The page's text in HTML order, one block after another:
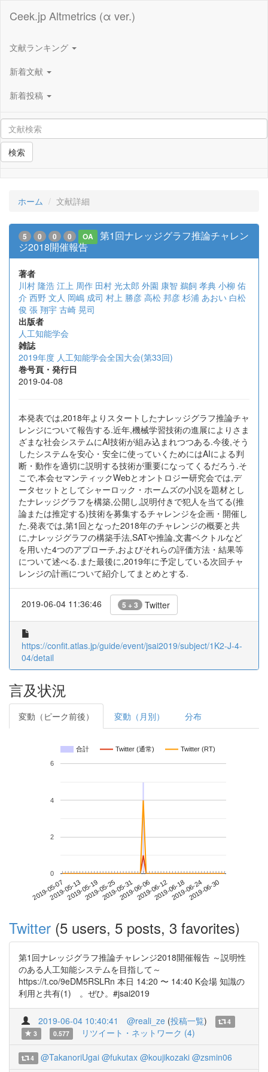
Ceek.jp Altmetrics (α ver.)
文献ランキング
新着文献
新着投稿
検索
ホーム 文献詳細
5 0 0 0 OA
第1回ナレッジグラフ推論チャレン
ジ2018開催報告
著者
川村 隆浩 江上 周作 田村 光太郎 外園 康智 鵜飼 孝典 小柳 佑
介 西野 文人 岡嶋 成司 村上 勝彦 高松 邦彦 杉浦 あおい 白松
俊 張 翔宇 古崎 晃司
出版者
人工知能学会
雑誌
2019年度 人工知能学会全国大会(第33回)
巻号頁・発行日
2019-04-08
本発表では,2018年よりスタートしたナレッジグラフ推論チャ
レンジについて報告する.近年,機械学習技術の進展によりさま
ざまな社会システムにAI技術が組み込まれつつある.今後,そう
したシステムを安心・安全に使っていくためにはAIによる判
断・動作を適切に説明する技術が重要になってくるだろう.そ
こで,本会セマンティックWebとオントロジー研究会では,デ
ータセットとしてシャーロック・ホームズの小説を題材とし
たナレッジグラフを構築,公開し,説明付きで犯人を当てる(推
論または推定する)技術を募集するチャレンジを企画・開催し
た.発表では,第1回となった2018年のチャレンジの概要と共
に,ナレッジグラフの構築手法,SATや推論,文書ベクトルなど
を用いた4つのアプローチ,およびそれらの評価方法・結果等
について述べる.また最後に,2019年に予定している次回チャ
レンジの計画について紹介してまとめとする.
2019-06-04 11:36:46 5 + 3 Twitter
https://confit.atlas.jp/guide/event/jsai2019/subject/1K2-J-4-
04/detail
言及状況
変動（ピーク前後） 変動（月別） 分布
合計 Twitter (通常) Twitter (RT)
2019-05-072019-05-132019-05-192019-05-252019-05-312019-06-062019-06-122019-06-182019-06-242019-06-30
0
2
4
6
Twitter (5 users, 5 posts, 3 favorites)
第1回ナレッジグラフ推論チャレンジ2018開催報告 ～説明性
のある人工知能システムを目指して～
https://t.co/9eDM5RSLRn 本日 14:20 〜 14:40 K会場 知識の
利用と共有(1) 。ぜひ。#jsai2019
2019-06-04 10:40:41 @reali_ze (投稿一覧)
4
3
0.577 リツイート・ネットワーク (4)
4 @TakanoriUgai @fukutax @koujikozaki @zsmin06